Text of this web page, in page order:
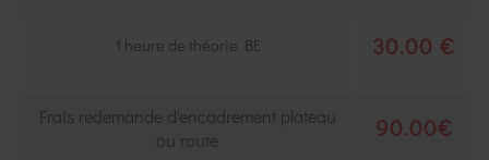
1 heure de théorie BE 30.00 €
Frais redemande d'encadrement plateau
ou route
90.00€